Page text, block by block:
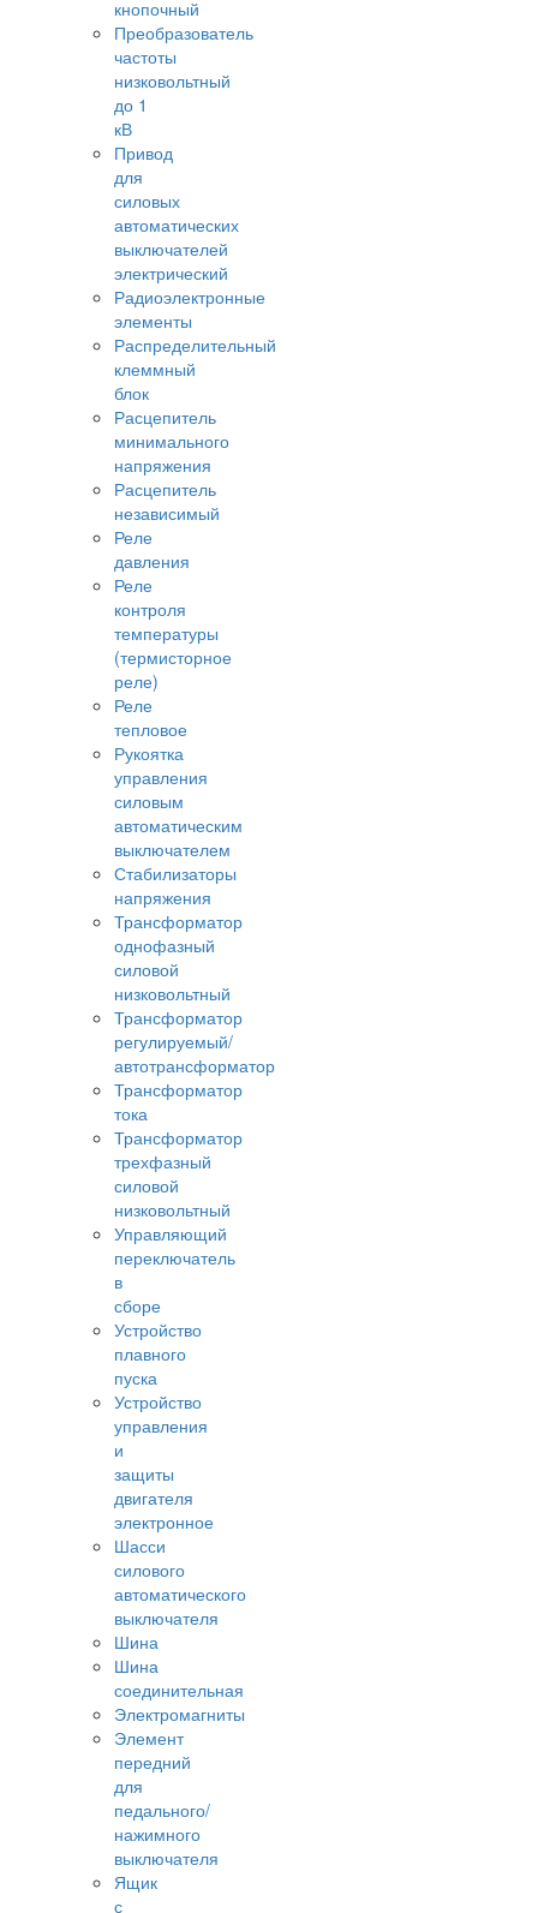
кнопочный
Преобразователь
частоты
низковольтный
до 1
кВ
Привод
для
силовых
автоматических
выключателей
электрический
Радиоэлектронные
элементы
Распределительный
клеммный
блок
Расцепитель
минимального
напряжения
Расцепитель
независимый
Реле
давления
Реле
контроля
температуры
(термисторное
реле)
Реле
тепловое
Рукоятка
управления
силовым
автоматическим
выключателем
Стабилизаторы
напряжения
Трансформатор
однофазный
силовой
низковольтный
Трансформатор
регулируемый/
автотрансформатор
Трансформатор
тока
Трансформатор
трехфазный
силовой
низковольтный
Управляющий
переключатель
в
сборе
Устройство
плавного
пуска
Устройство
управления
и
защиты
двигателя
электронное
Шасси
силового
автоматического
выключателя
Шина
Шина
соединительная
Электромагниты
Элемент
передний
для
педального/
нажимного
выключателя
Ящик
с